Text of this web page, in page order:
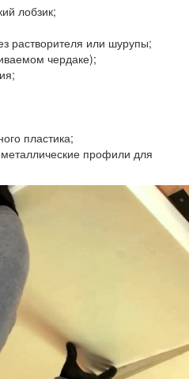
лобзик;
растворителя или шурупы;
чердаке);
пластика;
профили для